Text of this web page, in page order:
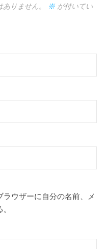
りません。 ※が付いてい
ウザーに自分の名前、メ